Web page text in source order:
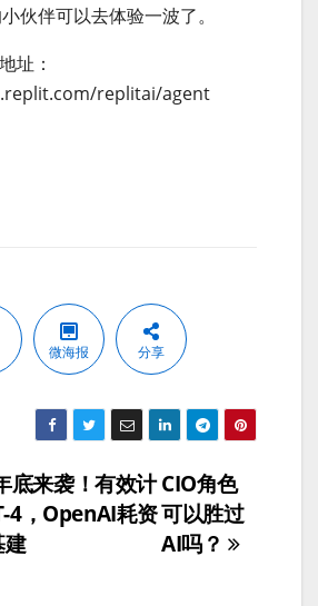
伙伴可以去体验一波了。
址：
replitai/agent
微海报 分享
CIO角色
可以胜过
AI吗？
来袭！有效计
4，OpenAI耗资